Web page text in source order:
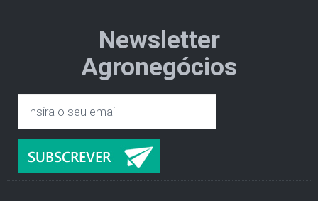
Newsletter
Agronegócios